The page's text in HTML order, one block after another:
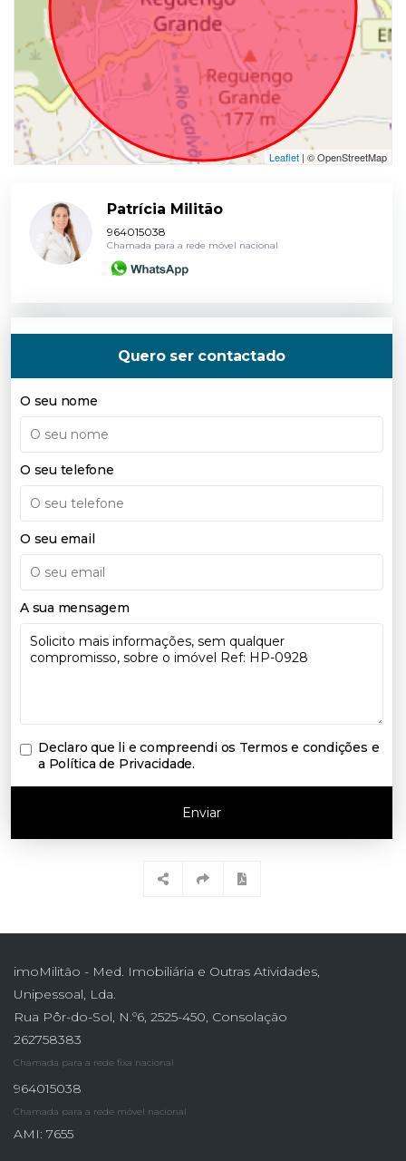
Leaflet | © OpenStreetMap
Patrícia Militão
964015038
Chamada para a rede móvel nacional
Quero ser contactado
O seu nome
O seu telefone
O seu email
A sua mensagem
Declaro que li e compreendi os Termos e condições e
a Política de Privacidade.
Enviar
imoMilitão - Med. Imobiliária e Outras Atividades,
Unipessoal, Lda.
Rua Pôr-do-Sol, N.º6, 2525-450, Consolação
262758383
Chamada para a rede fixa nacional
964015038
Chamada para a rede móvel nacional
AMI: 7655